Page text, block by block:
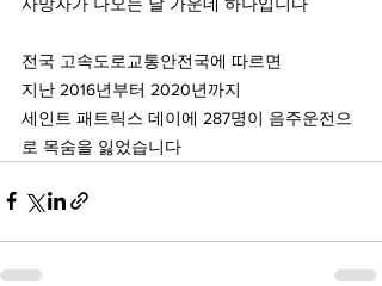
전국 고속도로교통안전국에 따르면
지난 2016년부터 2020년까지
세인트 패트릭스 데이에 287명이 음주운전으
로 목숨을 잃었습니다